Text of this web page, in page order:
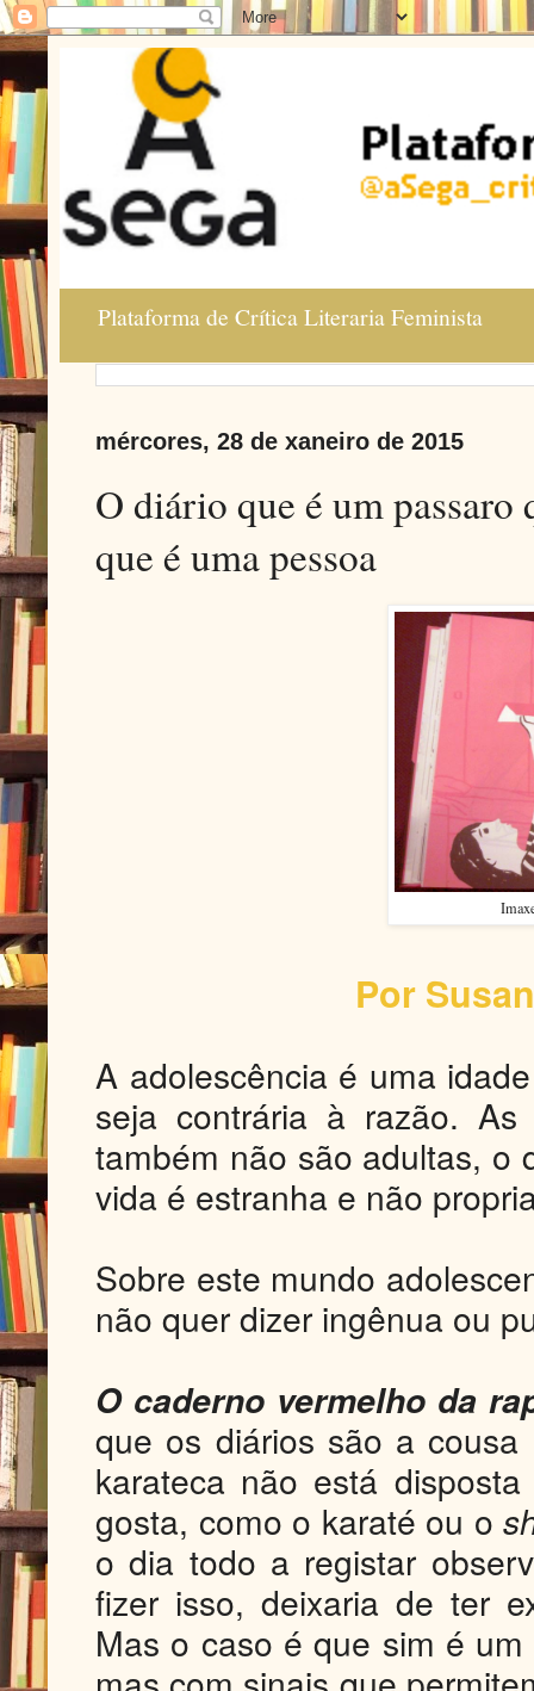
Plataforma de Crítica Literaria Feminista
mércores, 28 de xaneiro de 2015
O diário que é um passaro
que é uma pessoa
Por
A adolescência é uma
seja contrária à razão.
também não são adultas, o
vida é estranha e não
Sobre este mundo
não quer dizer ingênua ou
O caderno vermelho da
que os diários são a
karateca não está
gosta, como o karaté ou o
o dia todo a registar
fizer isso, deixaria de ter
Mas o caso é que sim é